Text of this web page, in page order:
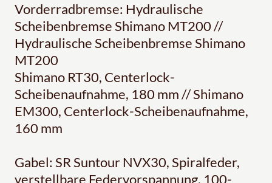
Vorderradbremse: Hydraulische
Scheibenbremse Shimano MT200 //
Hydraulische Scheibenbremse Shimano
MT200
Shimano RT30, Centerlock-
Scheibenaufnahme, 180 mm // Shimano
EM300, Centerlock-Scheibenaufnahme,
160 mm
Gabel: SR Suntour NVX30, Spiralfeder,
verstellbare Federvorspannung, 100-